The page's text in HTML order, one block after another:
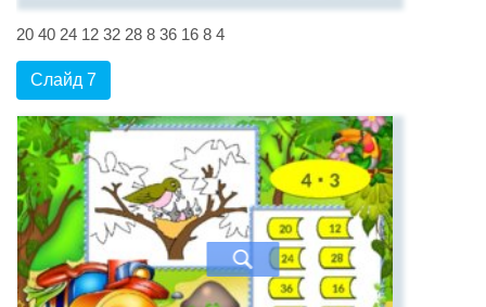
20 40 24 12 32 28 8 36 16 8 4
Слайд 7